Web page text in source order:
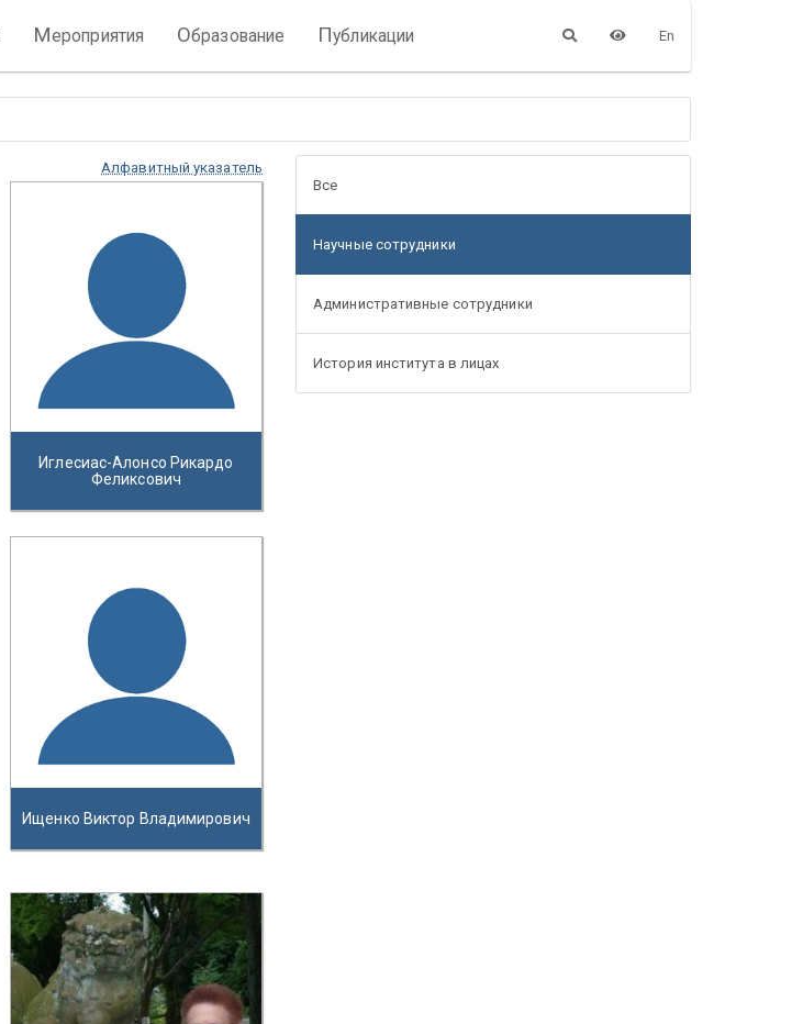
Мероприятия Образование Публикации En
Алфавитный указатель
Иглесиас-Алонсо Рикардо
Феликсович
Ищенко Виктор Владимирович
Все
Научные сотрудники
Административные сотрудники
История института в лицах